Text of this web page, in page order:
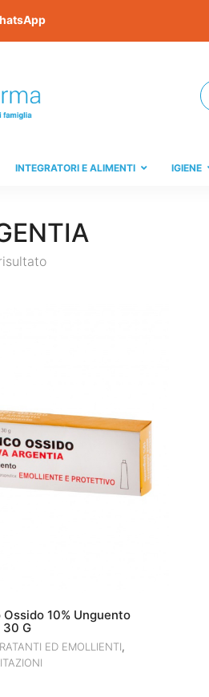
INTEGRATORI E ALIMENTI IGIENE
10% Unguento
G
ED EMOLLIENTI,